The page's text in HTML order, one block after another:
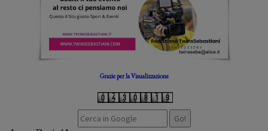
Grazie per la Visualizzazione